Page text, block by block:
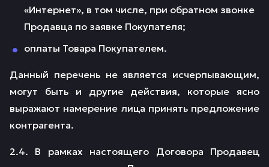
«Интернет», в том числе, при обратном звонке
Продавца по заявке Покупателя;
оплаты Товара Покупателем.
Данный перечень не является исчерпывающим,
могут быть и другие действия, которые ясно
выражают намерение лица принять предложение
контрагента.
2.4. В рамках настоящего Договора Продавец